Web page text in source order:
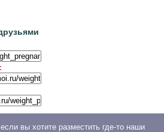
вы хотите разместить где-то наши